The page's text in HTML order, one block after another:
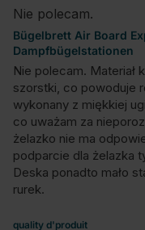
Nie polecam.
Bügelbrett Air Board
Dampfbügelstationen
Nie polecam. Materiał
szorstki, co powoduje
wykonany z miękkiej
co uważam za
żelazko nie ma
podparcie dla żelazka
Deska ponadto mało
rurek.
quality d'produit